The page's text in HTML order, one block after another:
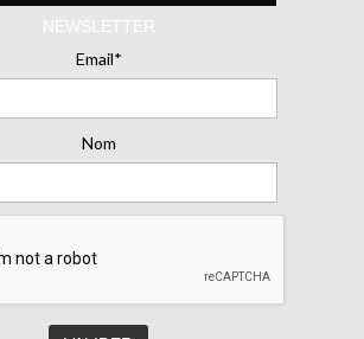
NEWSLETTER
Email*
Nom